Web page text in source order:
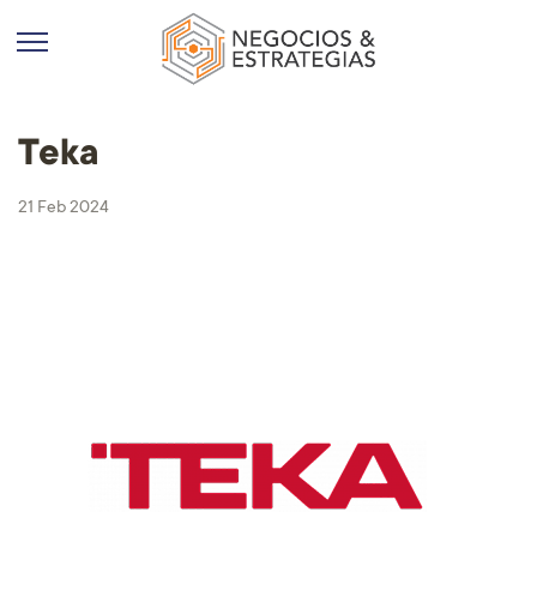
Teka
21 Feb 2024